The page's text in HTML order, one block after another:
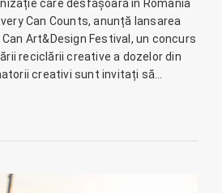
care desfășoară în România
Can Counts, anunță lansarea
Art&Design Festival, un concurs
reciclării creative a dozelor din
creativi sunt invitați să…